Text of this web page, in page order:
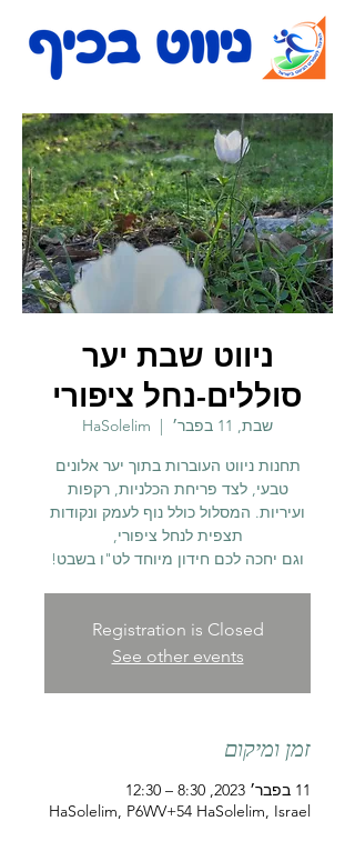
ניווט שבת יער
סוללים-נחל ציפורי
שבת, 11 בפבר׳
  |
HaSolelim
תחנות ניווט העוברות בתוך יער אלונים
טבעי, לצד פריחת הכלניות, רקפות
ועיריות. המסלול כולל נוף לעמק ונקודות
וגם יחכה לכם חידון מיוחד לט"ו בשבט!
Registration is Closed
See other events
זמן ומיקום
11 בפבר׳ 2023, 8:30 – 12:30
HaSolelim, P6WV+54 HaSolelim, Israel